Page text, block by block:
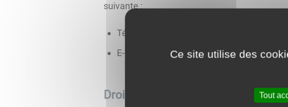
suivante :
Téléphone :
E-mail :
Droits concernant vos données à
Ce site utilise des
Tout